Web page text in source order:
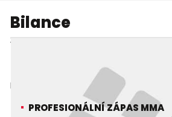
Bilance
17. 11. 2012
Madruga
Fusion Fighting
PROFESIONÁLNÍ ZÁPAS MMA